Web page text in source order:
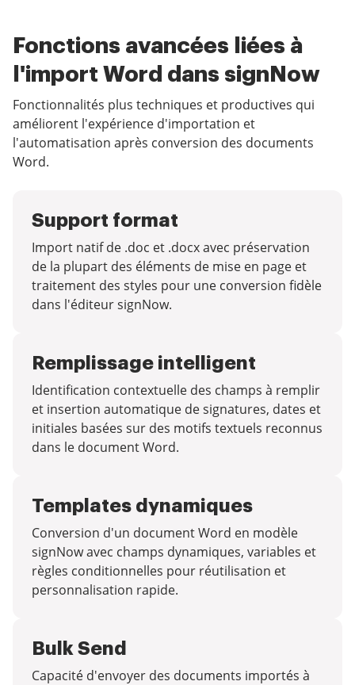
Fonctions avancées liées à
l'import Word dans signNow
Fonctionnalités plus techniques et productives qui
améliorent l'expérience d'importation et
l'automatisation après conversion des documents
Word.
Support format
Import natif de .doc et .docx avec préservation
de la plupart des éléments de mise en page et
traitement des styles pour une conversion fidèle
dans l'éditeur signNow.
Remplissage intelligent
Identification contextuelle des champs à remplir
et insertion automatique de signatures, dates et
initiales basées sur des motifs textuels reconnus
dans le document Word.
Templates dynamiques
Conversion d'un document Word en modèle
signNow avec champs dynamiques, variables et
règles conditionnelles pour réutilisation et
personnalisation rapide.
Bulk Send
Capacité d'envoyer des documents importés à